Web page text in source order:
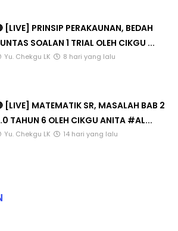
[LIVE] PRINSIP PERAKAUNAN, BEDAH
SOALAN 1 TRIAL OLEH CIKGU ...
Yu. Chekgu LK 8 hari yang lalu
[LIVE] MATEMATIK SR, MASALAH BAB 2
TAHUN 6 OLEH CIKGU ANITA #AL...
Yu. Chekgu LK 14 hari yang lalu